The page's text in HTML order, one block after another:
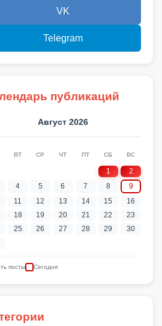
VK
Telegram
публикаций
Август 2026
ВТ СР ЧТ ПТ СБ ВС
1
2
4 5 6 7 8
9
11 12 13 14 15
16
18 19 20 21 22
23
25 26 27 28 29
30
посты Сегодня